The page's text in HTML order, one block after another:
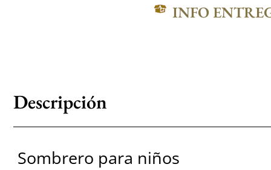
INFO
Descripción
Sombrero para niños